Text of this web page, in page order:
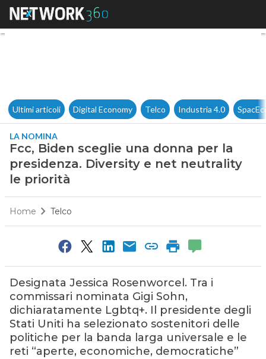
Fcc, Biden sceglie una
Ultimi articoli Digital Economy Telco Industria 4.0
LA NOMINA
Fcc, Biden sceglie una donna per la
presidenza. Diversity e net neutrality
le priorità
Home Telco
Designata Jessica Rosenworcel. Tra i
commissari nominata Gigi Sohn,
dichiaratamente Lgbtq+. Il presidente degli
Stati Uniti ha selezionato sostenitori delle
politiche per la banda larga universale e le
reti “aperte, economiche, democratiche”